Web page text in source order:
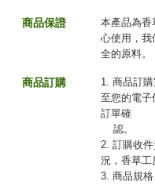
商品保證
本產品為香
心使用，我
全的原料。
商品訂購
1. 商品訂
至您的電子
訂單確
認。
2. 訂購收
況，香草工
3. 商品規